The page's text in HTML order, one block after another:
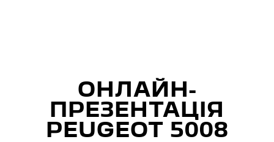
ОНЛАЙН-
ПРЕЗЕНТАЦІЯ
PEUGEOT 5008